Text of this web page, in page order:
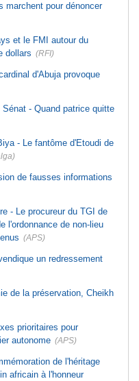
marchent pour dénoncer
et le FMI autour du
dollars (RFI)
d'Abuja provoque
- Quand patrice quitte
- Le fantôme d'Etoudi de
de fausses informations
- Le procureur du TGI de
l'ordonnance de non-lieu
(APS)
un redressement
de la préservation, Cheikh
prioritaires pour
autonome (APS)
de l'héritage
africain à l'honneur